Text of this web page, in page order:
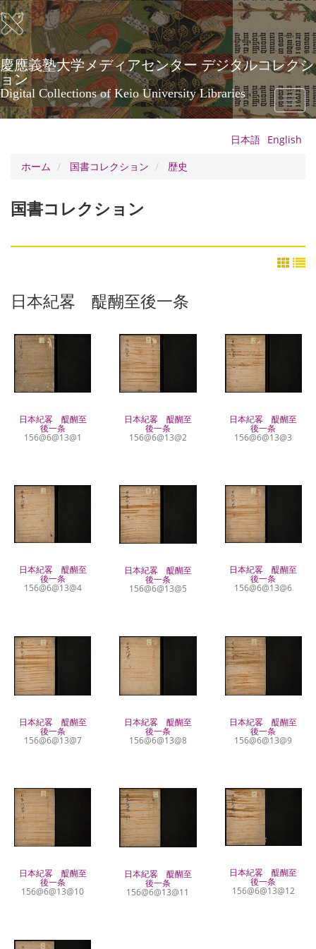
メ
イ
ン
コ
ン
テ
ン
ツ
に
慶應義塾大学メディアセンター デジタルコレクシ
ョン
Digital Collections of Keio University Libraries
Toggle
日本語 English
ホーム
国書コレクション 歴史
国書コレクション
日本紀畧 醍醐至後一条
日本紀畧 醍醐至
後一条
156@6@13@1
日本紀畧 醍醐至
後一条
156@6@13@2
日本紀畧 醍醐至
後一条
156@6@13@3
日本紀畧 醍醐至
後一条
156@6@13@4
日本紀畧 醍醐至
後一条
156@6@13@5
日本紀畧 醍醐至
後一条
156@6@13@6
日本紀畧 醍醐至
後一条
156@6@13@7
日本紀畧 醍醐至
後一条
156@6@13@8
日本紀畧 醍醐至
後一条
156@6@13@9
日本紀畧 醍醐至
後一条
156@6@13@10
日本紀畧 醍醐至
後一条
156@6@13@11
日本紀畧 醍醐至
後一条
156@6@13@12